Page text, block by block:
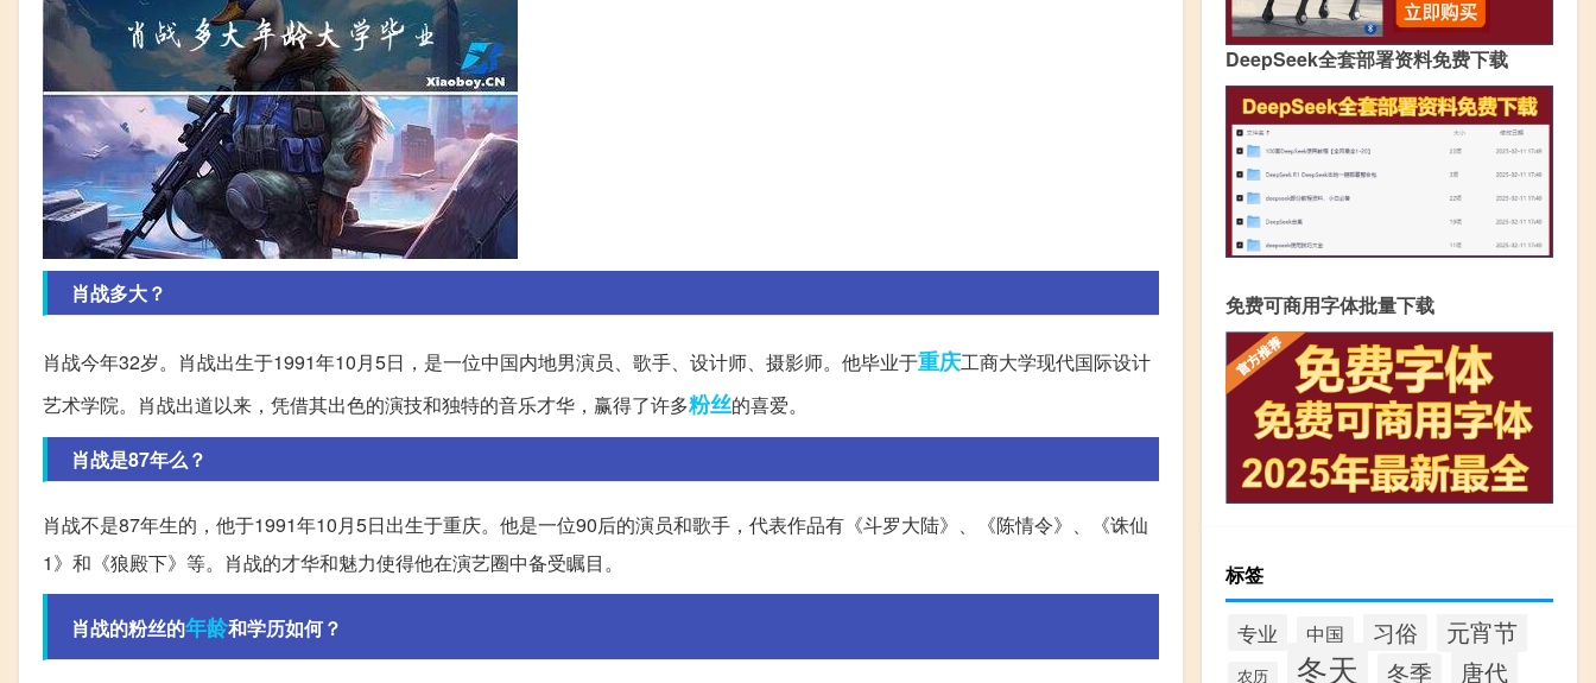
肖战多大？
肖战今年32岁。肖战出生于1991年10月5日，是一位中国内地男演员、歌手、设计师、摄影师。他毕业于重庆工商大学现代国际设计
艺术学院。肖战出道以来，凭借其出色的演技和独特的音乐才华，赢得了许多粉丝的喜爱。
肖战是87年么？
肖战不是87年生的，他于1991年10月5日出生于重庆。他是一位90后的演员和歌手，代表作品有《斗罗大陆》、《陈情令》、《诛仙
1》和《狼殿下》等。肖战的才华和魅力使得他在演艺圈中备受瞩目。
肖战的粉丝的年龄和学历如何？
DeepSeek全套部署资料免费下载
免费可商用字体批量下载
标签
专业 中国 习俗 元宵节
农历 冬天 冬季 唐代